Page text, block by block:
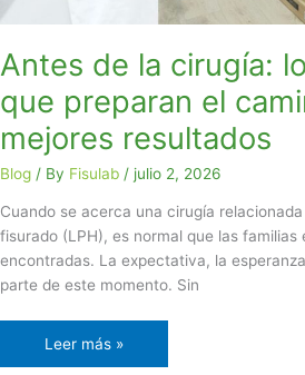
Antes de la cirugía:
que preparan el
mejores resultados
Blog / By Fisulab / julio 2, 2026
Cuando se acerca una cirugía
fisurado (LPH), es normal que las
encontradas. La expectativa, la
parte de este momento. Sin
resultados
Leer más »